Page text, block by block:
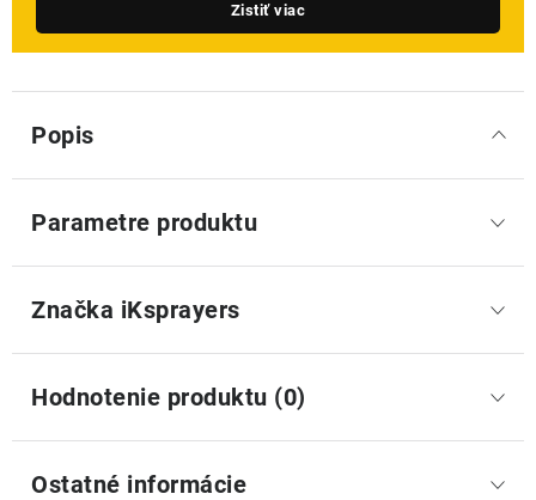
Zistiť viac
Popis
Parametre produktu
Značka iKsprayers
Hodnotenie produktu (0)
Ostatné informácie